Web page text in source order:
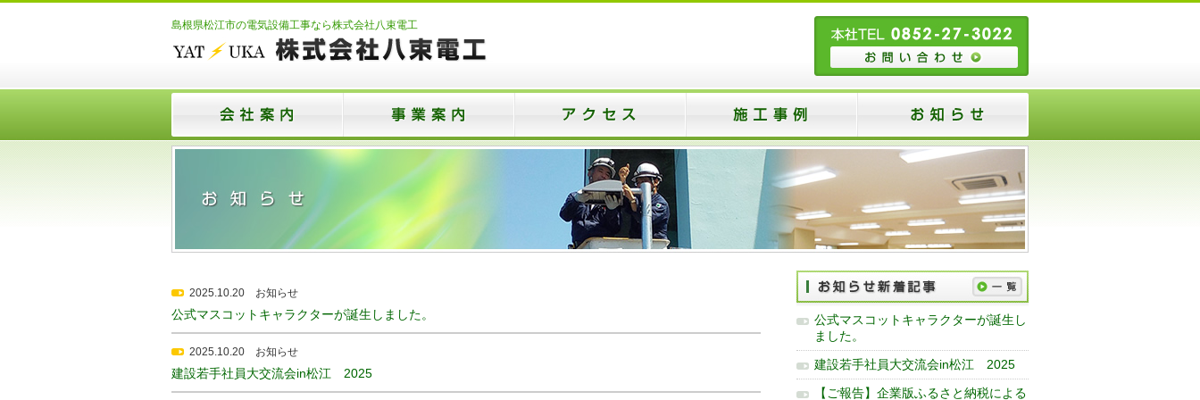
島根県松江市の電気設備工事なら株式会社八束電工
2025.10.20 お知らせ
公式マスコットキャラクターが誕生しました。
2025.10.20 お知らせ
建設若手社員大交流会in松江 2025
公式マスコットキャラクターが誕生し
ました。
建設若手社員大交流会in松江 2025
【ご報告】企業版ふるさと納税による